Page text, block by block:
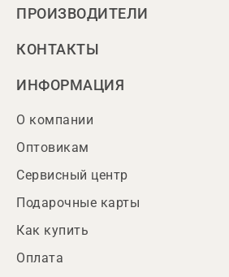
ПРОИЗВОДИТЕЛИ
КОНТАКТЫ
ИНФОРМАЦИЯ
О компании
Оптовикам
Сервисный центр
Подарочные карты
Как купить
Оплата